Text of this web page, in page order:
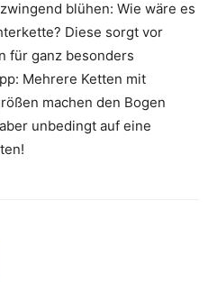
blühen: Wie wäre es
Diese sorgt vor
für ganz besonders
Mehrere Ketten mit
machen den Bogen
unbedingt auf eine